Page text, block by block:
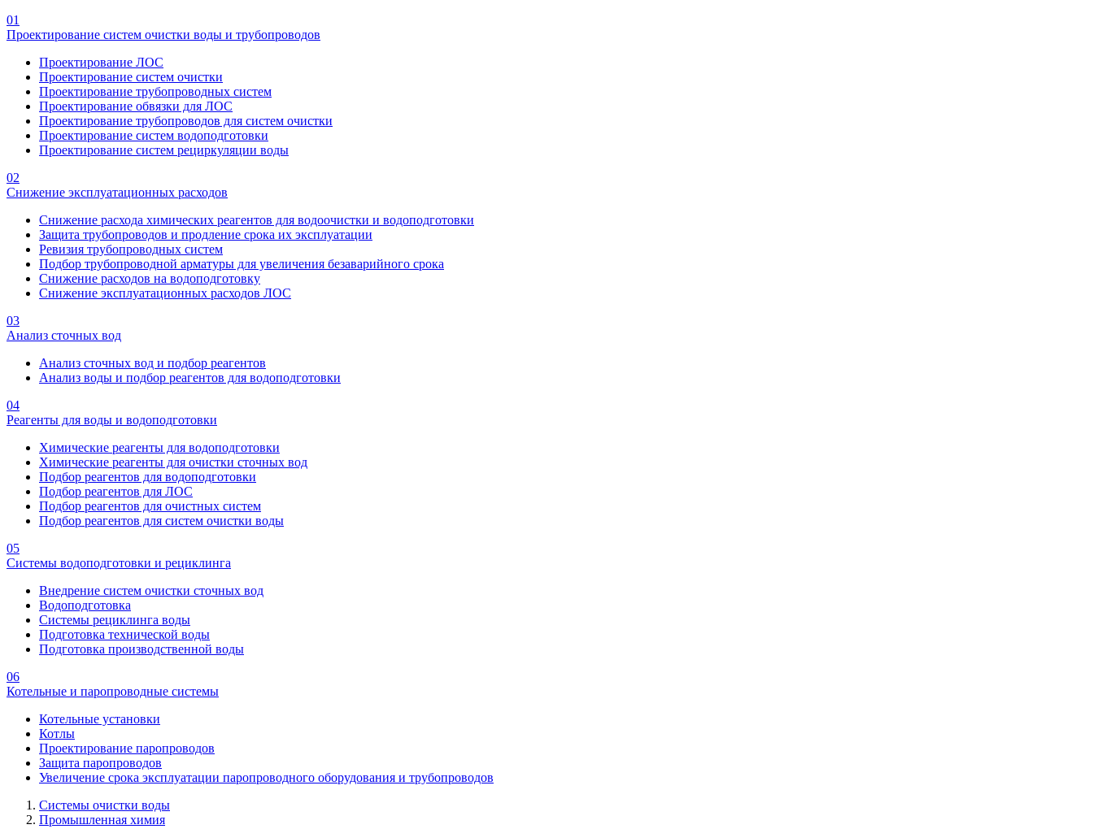
01
Проектирование систем очистки воды и трубопроводов
Проектирование ЛОС
Проектирование систем очистки
Проектирование трубопроводных систем
Проектирование обвязки для ЛОС
Проектирование трубопроводов для систем очистки
Проектирование систем водоподготовки
Проектирование систем рециркуляции воды
02
Снижение эксплуатационных расходов
Снижение расхода химических реагентов для водоочистки и водоподготовки
Защита трубопроводов и продление срока их эксплуатации
Ревизия трубопроводных систем
Подбор трубопроводной арматуры для увеличения безаварийного срока
Снижение расходов на водоподготовку
Снижение эксплуатационных расходов ЛОС
03
Анализ сточных вод
Анализ сточных вод и подбор реагентов
Анализ воды и подбор реагентов для водоподготовки
04
Реагенты для воды и водоподготовки
Химические реагенты для водоподготовки
Химические реагенты для очистки сточных вод
Подбор реагентов для водоподготовки
Подбор реагентов для ЛОС
Подбор реагентов для очистных систем
Подбор реагентов для систем очистки воды
05
Системы водоподготовки и рециклинга
Внедрение систем очистки сточных вод
Водоподготовка
Системы рециклинга воды
Подготовка технической воды
Подготовка производственной воды
06
Котельные и паропроводные системы
Котельные установки
Котлы
Проектирование паропроводов
Защита паропроводов
Увеличение срока эксплуатации паропроводного оборудования и трубопроводов
Системы очистки воды
Промышленная химия